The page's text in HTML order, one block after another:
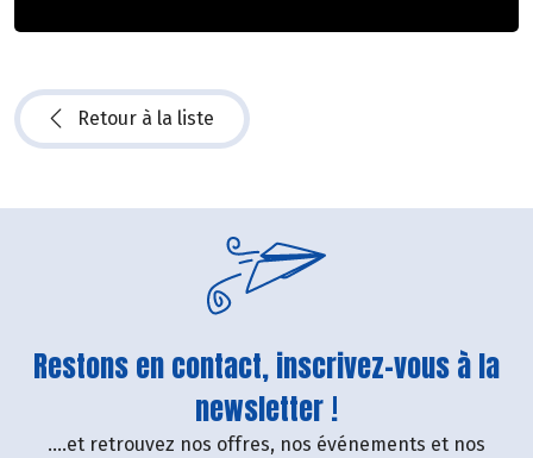
Retour à la liste
Restons en contact, inscrivez-vous à la
newsletter !
....et retrouvez nos offres, nos événements et nos